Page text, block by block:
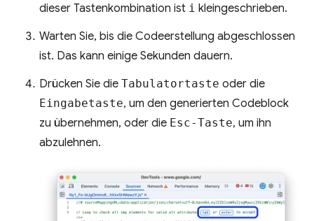
dieser Tastenkombination ist i kleingeschrieben.
Warten Sie, bis die Codeerstellung abgeschlossen
ist. Das kann einige Sekunden dauern.
Drücken Sie die Tabulatortaste oder die
Eingabetaste, um den generierten Codeblock
zu übernehmen, oder die Esc-Taste, um ihn
abzulehnen.